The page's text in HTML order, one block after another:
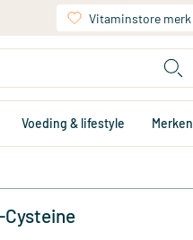
Vitaminstore merk
Voeding & lifestyle Merken